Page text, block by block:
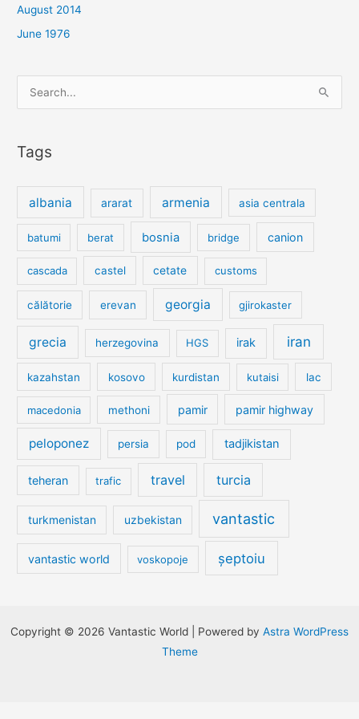
August 2014
June 1976
Search
for:
Tags
albania ararat armenia asia centrala
batumi berat bosnia bridge canion
cascada castel cetate customs
călătorie erevan georgia gjirokaster
grecia herzegovina HGS irak iran
kazahstan kosovo kurdistan kutaisi lac
macedonia methoni pamir pamir highway
peloponez persia pod tadjikistan
teheran trafic travel turcia
turkmenistan uzbekistan vantastic
vantastic world voskopoje șeptoiu
Copyright © 2026 Vantastic World | Powered by Astra WordPress
Theme